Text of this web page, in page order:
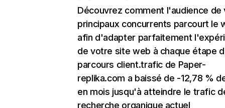
Découvrez comment l'audience de
principaux concurrents parcourt le
afin d'adapter parfaitement
de votre site web à chaque étape
parcours client.trafic de Paper-
replika.com a baissé de -12,78 %
en mois jusqu'à atteindre le trafic
recherche organique actuel